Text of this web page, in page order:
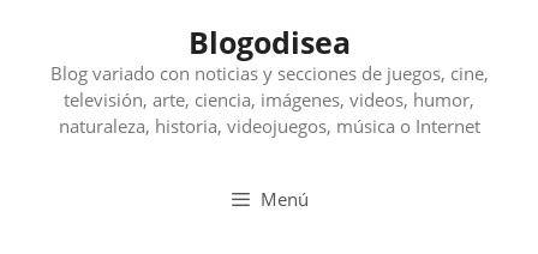
contenido
Blogodisea
Blog variado con noticias y secciones de juegos, cine,
televisión, arte, ciencia, imágenes, videos, humor,
naturaleza, historia, videojuegos, música o Internet
Menú